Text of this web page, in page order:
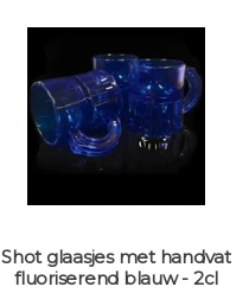
Shot glaasjes met handvat
fluoriserend blauw - 2cl